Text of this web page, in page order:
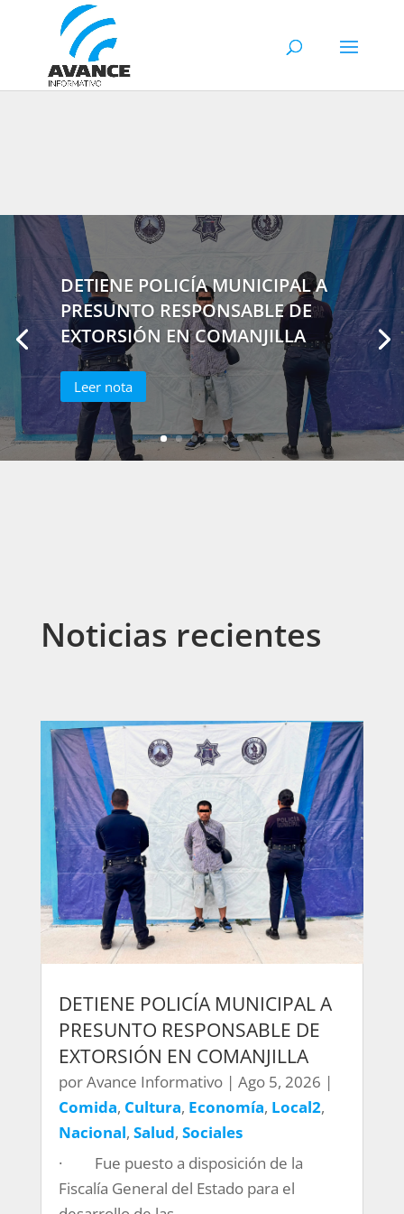
DETIENE POLICÍA MUNICIPAL A
PRESUNTO RESPONSABLE DE
EXTORSIÓN EN COMANJILLA
Leer nota
Noticias recientes
DETIENE POLICÍA MUNICIPAL A
PRESUNTO RESPONSABLE DE
EXTORSIÓN EN COMANJILLA
porAvance Informativo| Ago 5, 2026 |
Comida, Cultura, Economía, Local2,
Nacional, Salud, Sociales
· Fue puesto a disposición de la
Fiscalía General del Estado para el